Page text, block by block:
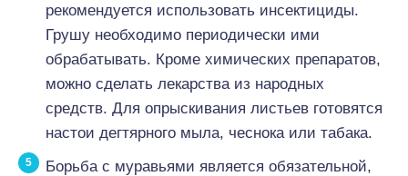
рекомендуется использовать инсектициды.
Грушу необходимо периодически ими
обрабатывать. Кроме химических препаратов,
можно сделать лекарства из народных
средств. Для опрыскивания листьев готовятся
настои дегтярного мыла, чеснока или табака.
Борьба с муравьями является обязательной,